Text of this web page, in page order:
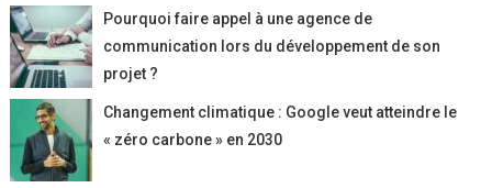
Pourquoi faire appel à une agence de
communication lors du développement de son
projet ?
Changement climatique : Google veut atteindre le
« zéro carbone » en 2030